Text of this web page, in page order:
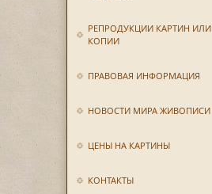
РЕПРОДУКЦИИ КАРТИН ИЛИ
КОПИИ
ПРАВОВАЯ ИНФОРМАЦИЯ
НОВОСТИ МИРА ЖИВОПИСИ
ЦЕНЫ НА КАРТИНЫ
КОНТАКТЫ